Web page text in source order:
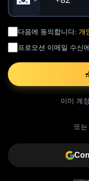
다음에 동의합니다: 개
프로모션 이메일 수신
이미 계
또